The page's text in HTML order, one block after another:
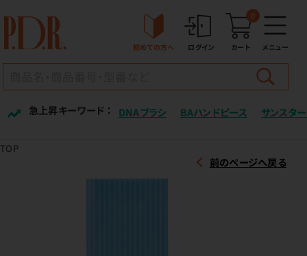
初めての方へ ログイン カート
0
メニュー
急上昇キーワード ： DNAブラシ BAハンドピース サンスター
TOP
前のページへ戻る